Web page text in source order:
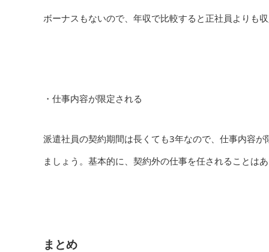
ボーナスもないので、年収で比較すると正社員よりも
・仕事内容が限定される
派遣社員の契約期間は長くても3年なので、仕事内容
ましょう。基本的に、契約外の仕事を任されることは
まとめ